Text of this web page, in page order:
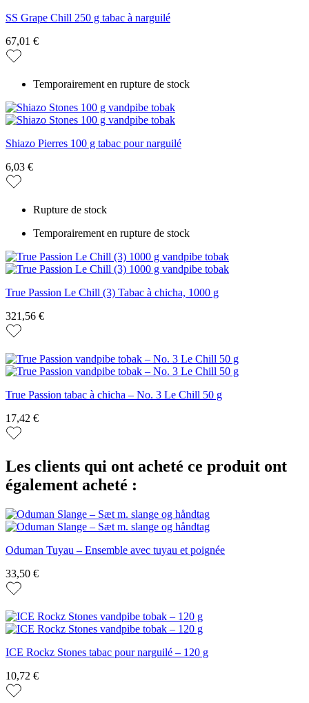
SS Grape Chill 250 g tabac à narguilé
67,01 €
Temporairement en rupture de stock
Shiazo Pierres 100 g tabac pour narguilé
6,03 €
Rupture de stock
Temporairement en rupture de stock
True Passion Le Chill (3) Tabac à chicha, 1000 g
321,56 €
True Passion tabac à chicha – No. 3 Le Chill 50 g
17,42 €
Les clients qui ont acheté ce produit ont
également acheté :
Oduman Tuyau – Ensemble avec tuyau et poignée
33,50 €
ICE Rockz Stones tabac pour narguilé – 120 g
10,72 €